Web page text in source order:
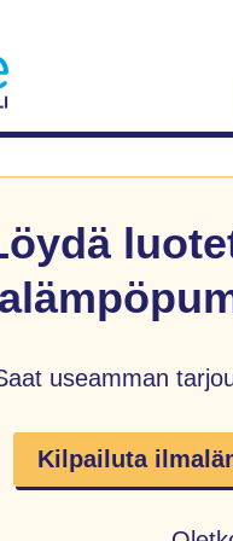
useamman
Kilpailuta